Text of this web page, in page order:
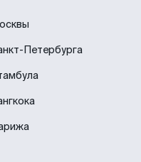
Петербурга